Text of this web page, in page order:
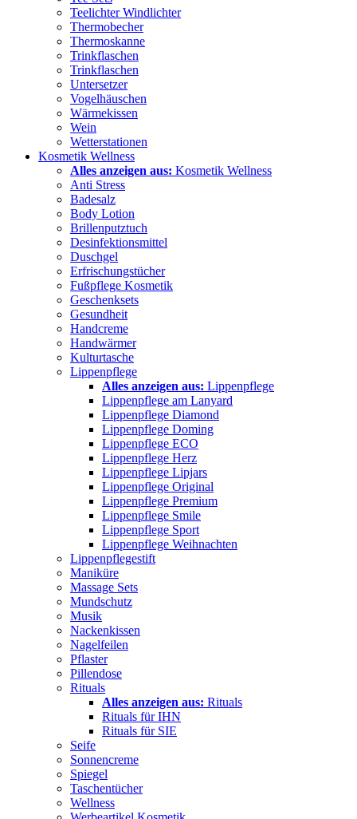
Teelichter Windlichter
Thermobecher
Thermoskanne
Trinkflaschen
Trinkflaschen
Untersetzer
Vogelhäuschen
Wärmekissen
Wein
Wetterstationen
Kosmetik Wellness
Alles anzeigen aus: Kosmetik Wellness
Anti Stress
Badesalz
Body Lotion
Brillenputztuch
Desinfektionsmittel
Duschgel
Erfrischungstücher
Fußpflege Kosmetik
Geschenksets
Gesundheit
Handcreme
Handwärmer
Kulturtasche
Lippenpflege
Alles anzeigen aus: Lippenpflege
Lippenpflege am Lanyard
Lippenpflege Diamond
Lippenpflege Doming
Lippenpflege ECO
Lippenpflege Herz
Lippenpflege Lipjars
Lippenpflege Original
Lippenpflege Premium
Lippenpflege Smile
Lippenpflege Sport
Lippenpflege Weihnachten
Lippenpflegestift
Maniküre
Massage Sets
Mundschutz
Musik
Nackenkissen
Nagelfeilen
Pflaster
Pillendose
Rituals
Alles anzeigen aus: Rituals
Rituals für IHN
Rituals für SIE
Seife
Sonnencreme
Spiegel
Taschentücher
Wellness